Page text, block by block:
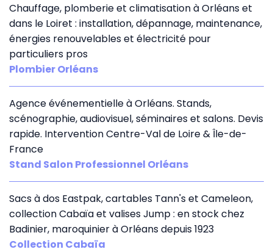
Chauffage, plomberie et climatisation à Orléans et
dans le Loiret : installation, dépannage, maintenance,
énergies renouvelables et électricité pour
particuliers pros
Plombier Orléans
Agence événementielle à Orléans. Stands,
scénographie, audiovisuel, séminaires et salons. Devis
rapide. Intervention Centre-Val de Loire & Île-de-
France
Stand Salon Professionnel Orléans
Sacs à dos Eastpak, cartables Tann's et Cameleon,
collection Cabaïa et valises Jump : en stock chez
Badinier, maroquinier à Orléans depuis 1923
Collection Cabaïa